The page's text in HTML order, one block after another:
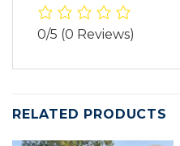
0/5 (0 Reviews)
RELATED PRODUCTS